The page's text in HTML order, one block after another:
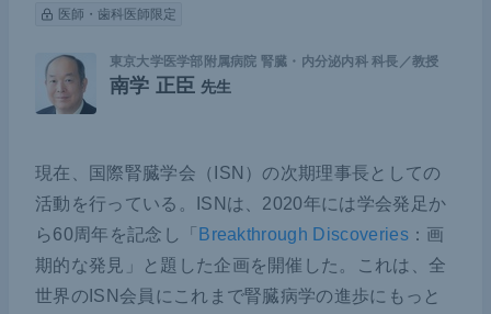
医師・歯科医師限定
東京大学医学部附属病院 腎臓・内分泌内科 科長／教授
南学 正臣 先生
現在、国際腎臓学会（ISN）の次期理事長としての
活動を行っている。ISNは、2020年には学会発足か
ら60周年を記念し「 Breakthrough Discoveries：画
期的な発見」と題した企画を開催した。これは、全
世界のISN会員にこれまで腎臓病学の進歩にもっと